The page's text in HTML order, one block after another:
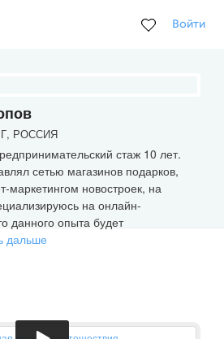
Войти
РОССИЯ
стаж 10 лет.
сетью магазинов подарков,
маркетингом новостроек, на
на онлайн-
данного опыта будет
дальше